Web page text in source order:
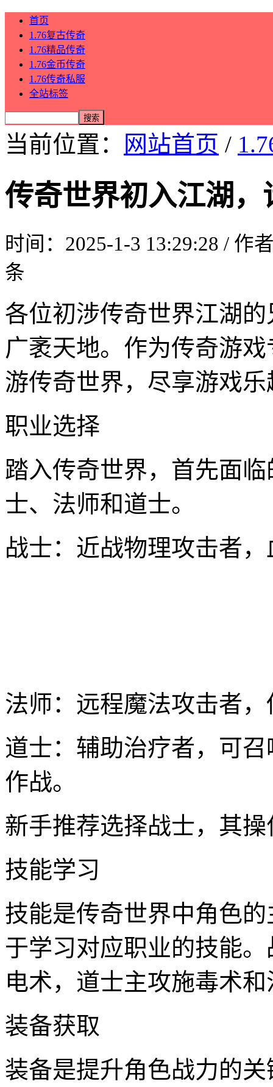
首页
1.76复古传奇
1.76精品传奇
1.76金币传奇
1.76传奇私服
全站标签
当前位置： 网站首页 /
传奇世界初入江湖，
时间：2025-1-3 13:29:28 / 作
条
各位初涉传奇世界江湖
广袤天地。作为传奇游
游传奇世界，尽享游戏乐
职业选择
踏入传奇世界，首先面
士、法师和道士。
战士：近战物理攻击者
法师：远程魔法攻击者
道士：辅助治疗者，可
作战。
新手推荐选择战士，其
技能学习
技能是传奇世界中角色
于学习对应职业的技能
电术，道士主攻施毒术
装备获取
装备是提升角色战力的